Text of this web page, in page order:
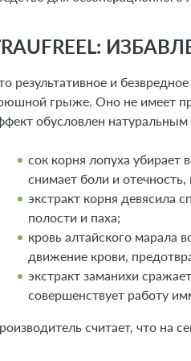
результативное и
грыже. Оно не имеет
обусловлен натуральным
сок корня лопуха убирает
снимает боли и
экстракт корня девясила
полости и паха;
кровь алтайского марала
движение крови,
экстракт заманихи
совершенствует работу
считает, что на